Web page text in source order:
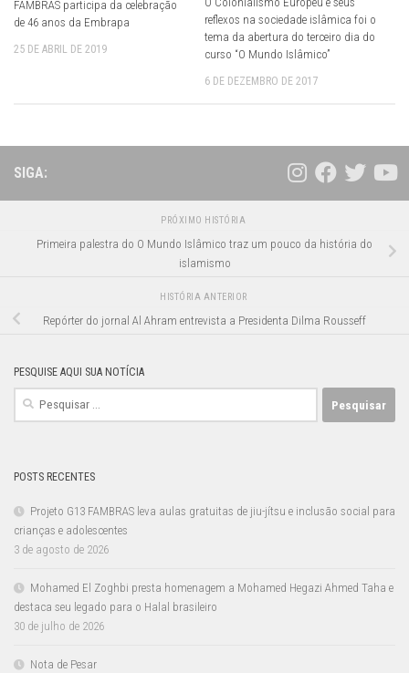
FAMBRAS participa da celebração
de 46 anos da Embrapa
25 DE ABRIL DE 2019
reflexos na sociedade islâmica foi o
tema da abertura do terceiro dia do
curso “O Mundo Islâmico”
6 DE DEZEMBRO DE 2017
SIGA:
PRÓXIMO HISTÓRIA
Primeira palestra do O Mundo Islâmico traz um pouco da história do
islamismo
HISTÓRIA ANTERIOR
Repórter do jornal Al Ahram entrevista a Presidenta Dilma Rousseff
PESQUISE AQUI SUA NOTÍCIA
Pesquisar
POSTS RECENTES
Projeto G13 FAMBRAS leva aulas gratuitas de jiu-jítsu e inclusão social para
crianças e adolescentes
3 de agosto de 2026
Mohamed El Zoghbi presta homenagem a Mohamed Hegazi Ahmed Taha e
destaca seu legado para o Halal brasileiro
30 de julho de 2026
Nota de Pesar